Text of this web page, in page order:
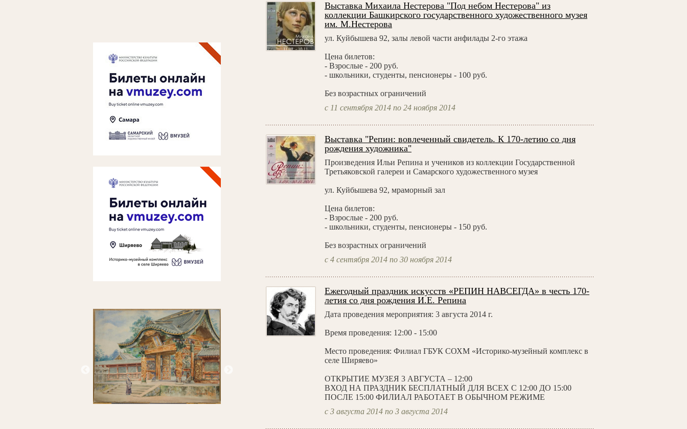
Выставка Михаила Нестерова "Под небом Нестерова" из
коллекции Башкирского государственного художественного музея
им. М.Нестерова
ул. Куйбышева 92, залы левой части анфилады 2-го этажа
Цена билетов:
- Взрослые - 200 руб.
- школьники, студенты, пенсионеры - 100 руб.
Без возрастных ограничений
с 11 сентября 2014 по 24 ноября 2014
Выставка "Репин: вовлеченный свидетель. К 170-летию со дня
рождения художника"
Произведения Ильи Репина и учеников из коллекции Государственной
Третьяковской галереи и Самарского художественного музея
ул. Куйбышева 92, мраморный зал
Цена билетов:
- Взрослые - 200 руб.
- школьники, студенты, пенсионеры - 150 руб.
Без возрастных ограничений
с 4 сентября 2014 по 30 ноября 2014
Ежегодный праздник искусств «РЕПИН НАВСЕГДА» в честь 170-
летия со дня рождения И.Е. Репина
Дата проведения мероприятия: 3 августа 2014 г.
Время проведения: 12:00 - 15:00
Место проведения: Филиал ГБУК СОХМ «Историко-музейный комплекс в
селе Ширяево»
ОТКРЫТИЕ МУЗЕЯ 3 АВГУСТА – 12:00
ВХОД НА ПРАЗДНИК БЕСПЛАТНЫЙ ДЛЯ ВСЕХ С 12:00 ДО 15:00
ПОСЛЕ 15:00 ФИЛИАЛ РАБОТАЕТ В ОБЫЧНОМ РЕЖИМЕ
с 3 августа 2014 по 3 августа 2014